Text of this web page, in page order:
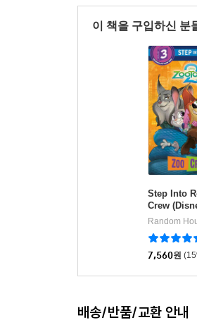
이 책을 구입하신 분
Step Into
Crew
7,560원
배송/반품/교환 안내